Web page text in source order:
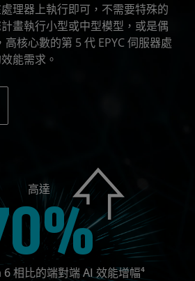
理器上執行即可，不需要特殊的
畫執行小型或中型模型，或是偶
核心數的第 5 代 EPYC 伺服器處
能需求。
高達
相比的端對端 AI 效能增幅⁴